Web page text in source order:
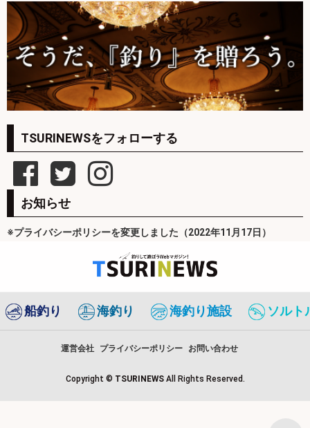
TSURINEWSをフォローする
お知らせ
※プライバシーポリシーを変更しました（2022年11月17日）
船釣り 海釣り 海釣り施設 ソルト
運営会社 プライバシーポリシー お問い合わせ
Copyright © TSURINEWS All Rights Reserved.